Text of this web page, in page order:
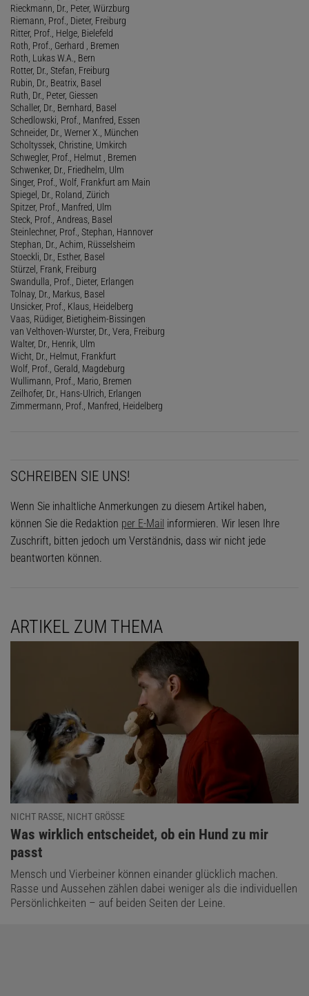
Rieckmann, Dr., Peter, Würzburg
Riemann, Prof., Dieter, Freiburg
Ritter, Prof., Helge, Bielefeld
Roth, Prof., Gerhard , Bremen
Roth, Lukas W.A., Bern
Rotter, Dr., Stefan, Freiburg
Rubin, Dr., Beatrix, Basel
Ruth, Dr., Peter, Giessen
Schaller, Dr., Bernhard, Basel
Schedlowski, Prof., Manfred, Essen
Schneider, Dr., Werner X., München
Scholtyssek, Christine, Umkirch
Schwegler, Prof., Helmut , Bremen
Schwenker, Dr., Friedhelm, Ulm
Singer, Prof., Wolf, Frankfurt am Main
Spiegel, Dr., Roland, Zürich
Spitzer, Prof., Manfred, Ulm
Steck, Prof., Andreas, Basel
Steinlechner, Prof., Stephan, Hannover
Stephan, Dr., Achim, Rüsselsheim
Stoeckli, Dr., Esther, Basel
Stürzel, Frank, Freiburg
Swandulla, Prof., Dieter, Erlangen
Tolnay, Dr., Markus, Basel
Unsicker, Prof., Klaus, Heidelberg
Vaas, Rüdiger, Bietigheim-Bissingen
van Velthoven-Wurster, Dr., Vera, Freiburg
Walter, Dr., Henrik, Ulm
Wicht, Dr., Helmut, Frankfurt
Wolf, Prof., Gerald, Magdeburg
Wullimann, Prof., Mario, Bremen
Zeilhofer, Dr., Hans-Ulrich, Erlangen
Zimmermann, Prof., Manfred, Heidelberg
SCHREIBEN SIE UNS!
Wenn Sie inhaltliche Anmerkungen zu diesem Artikel haben,
können Sie die Redaktion per E-Mail informieren. Wir lesen Ihre
Zuschrift, bitten jedoch um Verständnis, dass wir nicht jede
beantworten können.
ARTIKEL ZUM THEMA
NICHT RASSE, NICHT GRÖSSE
:
Was wirklich entscheidet, ob ein Hund zu mir
passt
Mensch und Vierbeiner können einander glücklich machen.
Rasse und Aussehen zählen dabei weniger als die individuellen
Persönlichkeiten – auf beiden Seiten der Leine.